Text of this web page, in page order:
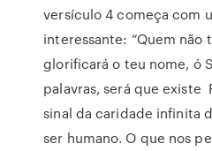
versículo 4 começa com
interessante: “Quem não
glorificará o teu nome, ó
palavras, será que existe
sinal da caridade infinita
ser humano. O que nos